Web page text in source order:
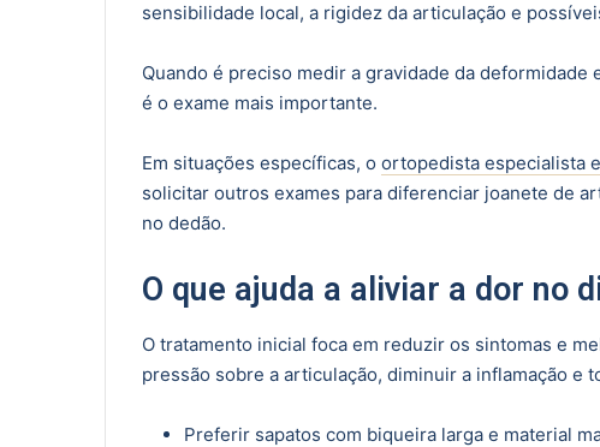
sensibilidade local, a rigidez da articulação e
Quando é preciso medir a gravidade da
é o exame mais importante.
Em situações específicas, o ortopedista especialista
solicitar outros exames para diferenciar joanete de
no dedão.
O que ajuda a aliviar a dor no
O tratamento inicial foca em reduzir os sintomas e
pressão sobre a articulação, diminuir a inflamação e
Preferir sapatos com biqueira larga e material